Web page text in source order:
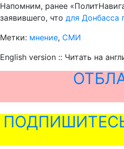
Напомним, ранее
заявившего, что для Донбасса
Метки: мнение, СМИ
English version :: Читать на